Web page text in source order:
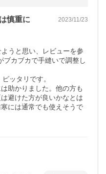
慎重に 2023/11/23
うと思い、レビューを参
ブカブカで手縫いで調整し
ッタリです。
助かりました。他の方も
避けた方が良いかなとは
には通常でも使えそうで